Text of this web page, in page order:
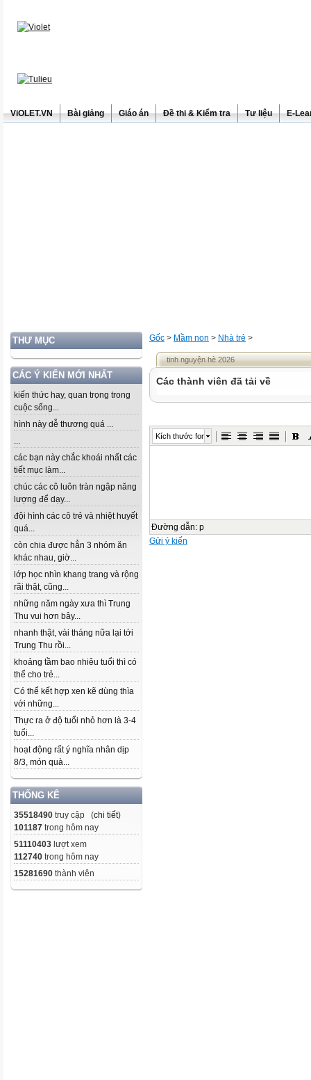
ViOLET.VN Bài giảng Giáo án Đề thi & Kiểm tra Tư liệu E-
THƯ MỤC
CÁC Ý KIẾN MỚI NHẤT
kiến thức hay, quan trọng trong
cuộc sống...
hình này dễ thương quá ...
...
các bạn này chắc khoái nhất các
tiết mục làm...
chúc các cô luôn tràn ngập năng
lượng để dạy...
đội hình các cô trẻ và nhiệt huyết
quá...
còn chia được hẳn 3 nhóm ăn
khác nhau, giờ...
lớp học nhìn khang trang và rộng
rãi thật, cũng...
những năm ngày xưa thì Trung
Thu vui hơn bây...
nhanh thật, vài tháng nữa lại tới
Trung Thu rồi...
khoảng tầm bao nhiêu tuổi thì có
thể cho trẻ...
Có thể kết hợp xen kẽ dùng thìa
với những...
Thực ra ở độ tuổi nhỏ hơn là 3-4
tuổi...
hoạt động rất ý nghĩa nhân dịp
8/3, món quà...
THỐNG KÊ
35518490 truy cập (chi tiết)
101187 trong hôm nay
51110403 lượt xem
112740 trong hôm nay
15281690 thành viên
Gốc > Mầm non > Nhà trẻ >
tinh nguyện hè 2026
Các thành viên đã tải về
Kích thước font
Đường dẫn: p
Gửi ý kiến